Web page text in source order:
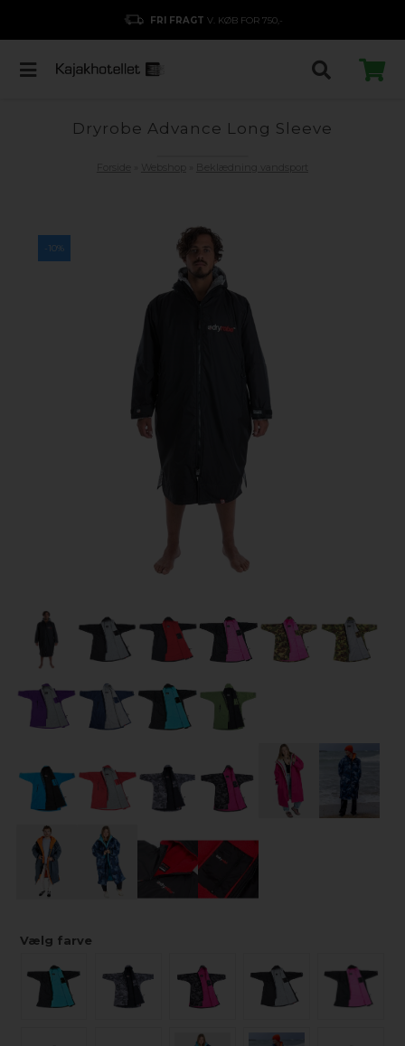
FRI FRAGT V. KØB FOR 750,-
Dryrobe Advance Long Sleeve
-10%
Vælg farve